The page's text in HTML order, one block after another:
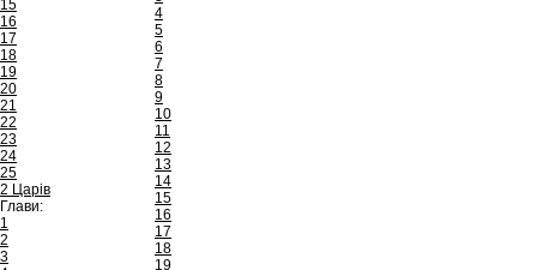
15
16
17
18
19
20
21
22
23
24
25
2 Царів
Глави:
1
2
3
4
5
6
7
8
9
10
11
12
13
14
15
16
17
18
19